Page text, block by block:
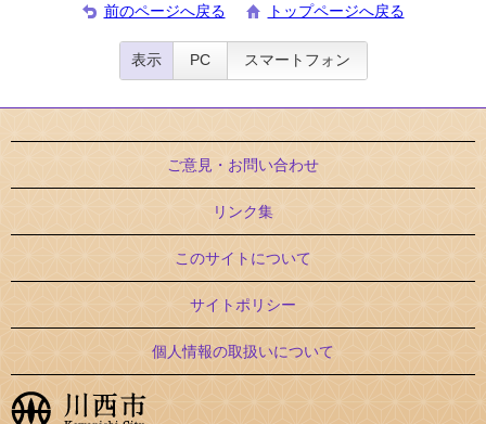
前のページへ戻る トップページへ戻る
表示 PC スマートフォン
ご意見・お問い合わせ
リンク集
このサイトについて
サイトポリシー
個人情報の取扱いについて